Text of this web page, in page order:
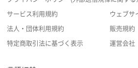
サービス利用規約 ウェブサ
法人・団体利用規約 販売規約
特定商取引法に基づく表示 運営会社